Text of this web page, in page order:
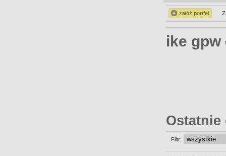
załóż portfel
ike gpw
Ostatnie
Filtr: